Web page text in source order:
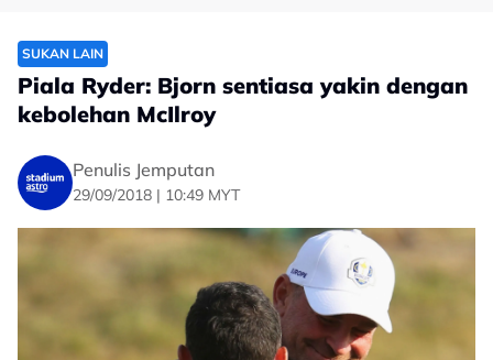
SUKAN LAIN
Piala Ryder: Bjorn sentiasa yakin dengan
kebolehan McIlroy
Penulis Jemputan
29/09/2018 | 10:49 MYT